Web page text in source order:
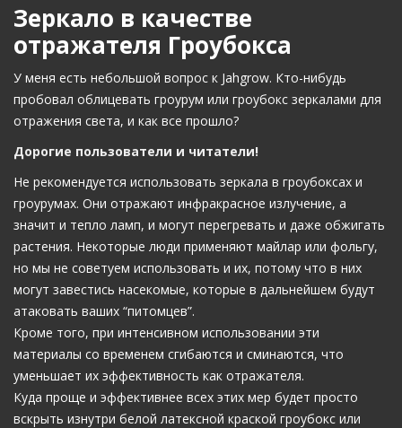
Зеркало в качестве
отражателя Гроубокса
У меня есть небольшой вопрос к Jahgrow. Кто-нибудь
пробовал облицевать гроурум или гроубокс зеркалами для
отражения света, и как все прошло?
Дорогие пользователи и читатели!
Не рекомендуется использовать зеркала в гроубоксах и
гроурумах. Они отражают инфракрасное излучение, а
значит и тепло ламп, и могут перегревать и даже обжигать
растения. Некоторые люди применяют майлар или фольгу,
но мы не советуем использовать и их, потому что в них
могут завестись насекомые, которые в дальнейшем будут
атаковать ваших “питомцев”.
Кроме того, при интенсивном использовании эти
материалы со временем сгибаются и сминаются, что
уменьшает их эффективность как отражателя.
Куда проще и эффективнее всех этих мер будет просто
вскрыть изнутри белой латексной краской гроубокс или